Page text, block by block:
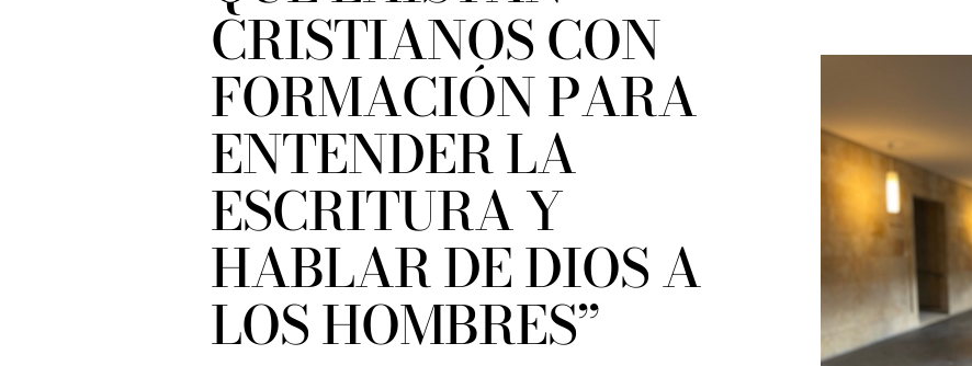
CRISTIANOS CON
FORMACIÓN PARA
ENTENDER LA
ESCRITURA Y
HABLAR DE DIOS A
LOS HOMBRES”